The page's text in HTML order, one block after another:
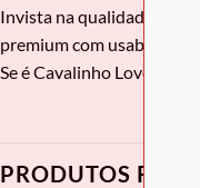
Invista na qualidade
premium com usabilidade
Se é Cavalinho Lover e
PRODUTOS